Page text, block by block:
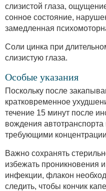
слизистой глаза,
сонное состояние,
замедленная
Соли цинка при
слизистую глаза.
Особые указания
Поскольку после
кратковременное
течение 15 минут после
вождения
требующими
Важно сохранять
избежать проникновения
инфекции, флакон
следить, чтобы кончик